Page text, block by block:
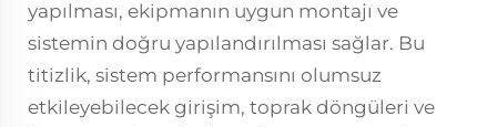
yapılması, ekipmanın uygun montajı ve
sistemin doğru yapılandırılması sağlar. Bu
titizlik, sistem performansını olumsuz
etkileyebilecek girişim, toprak döngüleri ve